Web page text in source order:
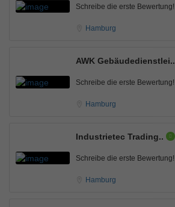
Schreibe die erste Bewertung!
Hamburg
AWK Gebäudedienstlei..
Schreibe die erste Bewertung!
Hamburg
Industrietec Trading..
Schreibe die erste Bewertung!
Hamburg